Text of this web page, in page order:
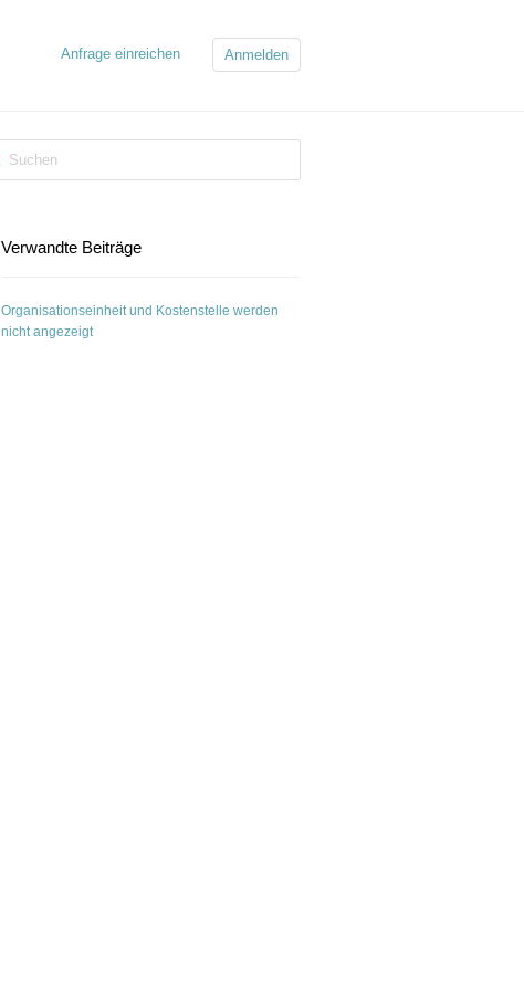
Anfrage einreichen Anmelden
Verwandte Beiträge
Organisationseinheit und Kostenstelle werden
nicht angezeigt